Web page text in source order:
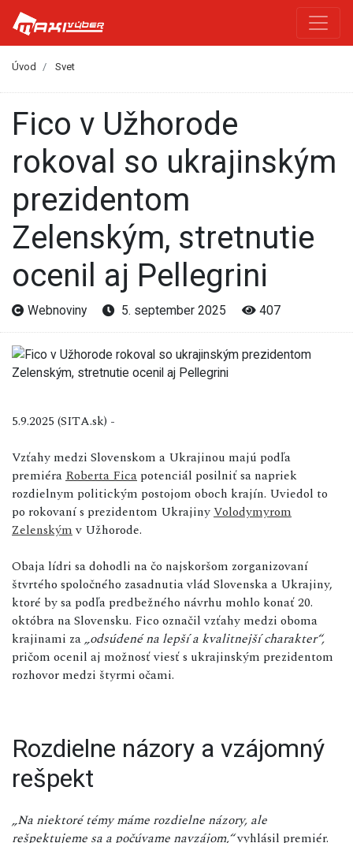
Úvod Svet
Fico v Užhorode
rokoval so ukrajinským
prezidentom
Zelenským, stretnutie
ocenil aj Pellegrini
Webnoviny 5. september 2025 407
5.9.2025 (SITA.sk) -
Vzťahy medzi Slovenskom a Ukrajinou majú podľa
premiéra Roberta Fica potenciál posilniť sa napriek
rozdielnym politickým postojom oboch krajín. Uviedol to
po rokovaní s prezidentom UkrajinyVolodymyrom
Zelenskýmv Užhorode.
Obaja lídri sa dohodli na čo najskoršom zorganizovaní
štvrtého spoločného zasadnutia vlád Slovenska a Ukrajiny,
ktoré by sa podľa predbežného návrhu mohlo konať 20.
októbra na Slovensku. Fico označil vzťahy medzi oboma
krajinami za „odsúdené na lepší a kvalitnejší charakter“,
pričom ocenil aj možnosť viesť s ukrajinským prezidentom
rozhovor medzi štyrmi očami.
Rozdielne názory a vzájomný
rešpekt
„Na niektoré témy máme rozdielne názory, ale
rešpektujeme sa a počúvame navzájom,“vyhlásil premiér.